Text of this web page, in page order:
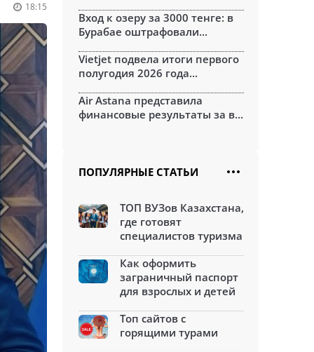
18:15
Вход к озеру за 3000 тенге: в
Бурабае оштрафовали...
Vietjet подвела итоги первого
полугодия 2026 года...
Air Astana представила
финансовые результаты за в...
ПОПУЛЯРНЫЕ СТАТЬИ
ТОП ВУЗов Казахстана,
где готовят
специалистов туризма
Как оформить
заграничный паспорт
для взрослых и детей
Топ сайтов с
горящими турами